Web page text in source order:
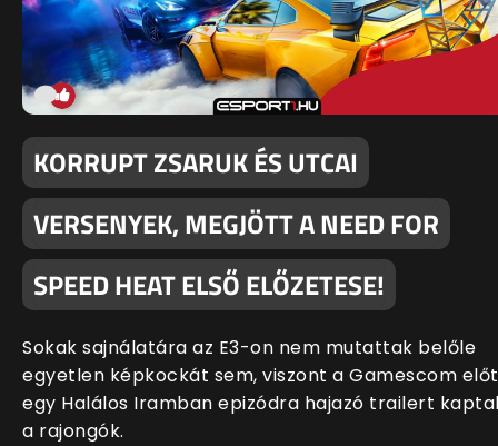
KORRUPT ZSARUK ÉS UTCAI
VERSENYEK, MEGJÖTT A NEED FOR
SPEED HEAT ELSŐ ELŐZETESE!
Sokak sajnálatára az E3-on nem mutattak belőle
egyetlen képkockát sem, viszont a Gamescom
egy Halálos Iramban epizódra hajazó trailert
a rajongók.